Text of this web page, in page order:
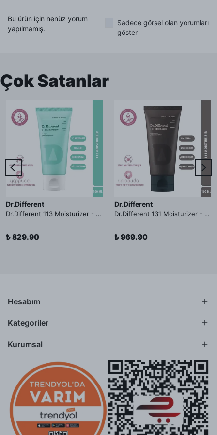
Bu ürün için henüz yorum
yapılmamış.
Sadece görsel olan yorumları
göster
Çok Satanlar
Dr.Different
Dr.Different 113 Moisturizer - Yağlı ve Hassas Cilt Tipleri İçin Yağ Asidi İçerikli Nemlendirici Krem
₺ 829.90
Dr.Different
Dr.Different 131 Moisturizer - Yaşlanma ve Kırışıklık Karşıtı Kolesterol İçerikli Nemlendirici Krem
₺ 969.90
Hesabım
Kategoriler
Kurumsal